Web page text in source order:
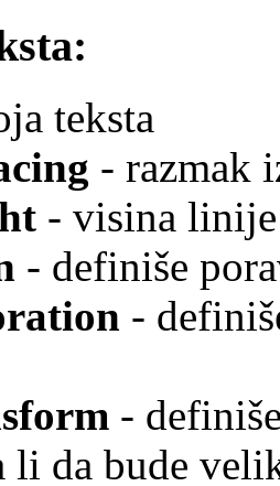
teksta
- razmak
- visina
- definiše
-
-
li da bude